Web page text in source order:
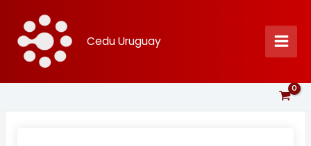
contenido
Cedu Uruguay